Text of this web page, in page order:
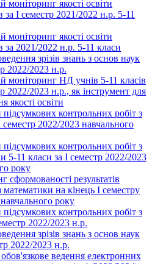
моніторинг якості освіти
за І семестр 2021/2022 н.р. 5-11
моніторинг якості освіти
за 2021/2022 н.р. 5-11 класи
зрізів знань з основ наук
2022/2023 н.р.
моніторинг НД учнів 5-11 класів
2022/2023 н.р., як інструмент для
якості освіти
підсумкових контрольних робіт з
семестр 2022/2023 навчального
підсумкових контрольних робіт з
5-11 класи за І семестр 2022/2023
року
сформованості результатів
математики на кінець І семестру
року
підсумкових контрольних робіт з
2022/2023 н.р.
зрізів знань з основ наук
2022/2023 н.р.
ведення електронних